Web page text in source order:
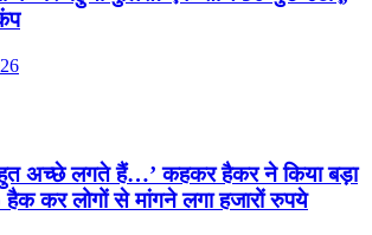
अच्छे लगते हैं…’ कहकर हैकर ने किया बड़ा
कर लोगों से मांगने लगा हजारों रुपये